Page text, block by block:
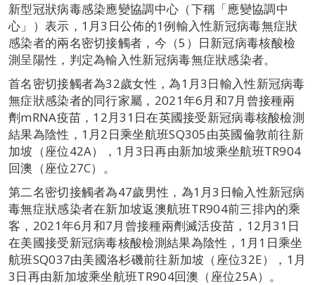
新型冠狀病毒感染應變協調中心（下稱「應變協調中
心」）表示，1月3日公佈的1例輸入性新冠病毒無症狀
感染者的兩名密切接觸者，今（5）日新冠病毒核酸檢
測呈陽性，判定為輸入性新冠病毒無症狀感染者。
首名密切接觸者為32歲女性，為1月3日輸入性新冠病毒
無症狀感染者的同行家屬，2021年6月和7月曾接種兩
劑mRNA疫苗，12月31日在英國接受新冠病毒核酸檢測
結果為陰性，1月2日乘坐航班SQ305由英國倫敦前往新
加坡（座位42A），1月3日再由新加坡乘坐航班TR904
回澳（座位27C）。
第二名密切接觸者為47歲男性，為1月3日輸入性新冠病
毒無症狀感染者在新加坡返澳航班TR904前三排內的乘
客，2021年6月和7月曾接種兩劑滅活疫苗，12月31日
在美國接受新冠病毒核酸檢測結果為陰性，1月1日乘坐
航班SQ037由美國洛杉磯前往新加坡（座位32E），1月
3日再由新加坡乘坐航班TR904回澳（座位25A）。